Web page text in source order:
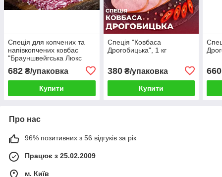
Спеція для копчених та
напівкопчених ковбас
"Брауншвейгська Люкс
682 ₴/упаковка
Купити
Спеція "Ковбаса
Дрогобицька", 1 кг
380₴/упаковка
Купити
660
Про нас
96% позитивних з 56 відгуків за рік
Працює з 25.02.2009
м. Київ